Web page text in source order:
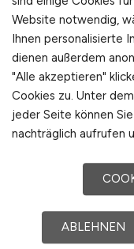
Beliebte Jobs in
Produktion,
Ingenieurwesen,
Beliebte
Jobangebote
Wassertechnik
Apparatebau
Perrot GmbH &
Einfach online
Umgebung
Website notwendig,
Ihnen personalisierte
dienen außerdem
"Alle akzeptieren"
Cookies zu. Unter
jeder Seite können
nachträglich aufrufen
ABLEHNEN